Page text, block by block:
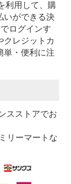
利用して、購
いができる決
ログインす
クレジットカ
単・便利に注
スストアでお
リーマートな